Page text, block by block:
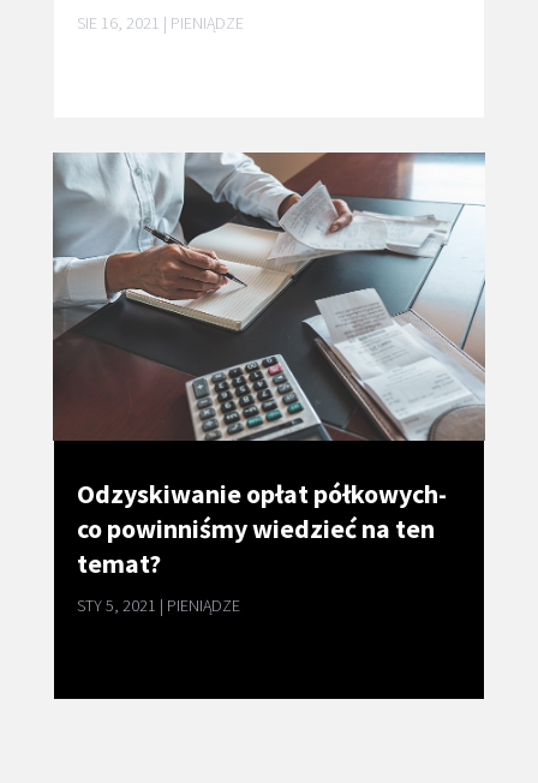
SIE 16, 2021 | PIENIĄDZE
Odzyskiwanie opłat półkowych-
co powinniśmy wiedzieć na ten
temat?
STY 5, 2021 | PIENIĄDZE